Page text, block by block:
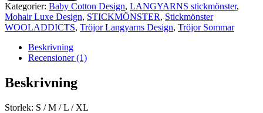
Kategorier: Baby Cotton Design, LANGYARNS stickmönster,
Mohair Luxe Design, STICKMÖNSTER, Stickmönster
WOOLADDICTS, Tröjor Langyarns Design, Tröjor Sommar
Beskrivning
Recensioner (1)
Beskrivning
Storlek: S / M / L / XL